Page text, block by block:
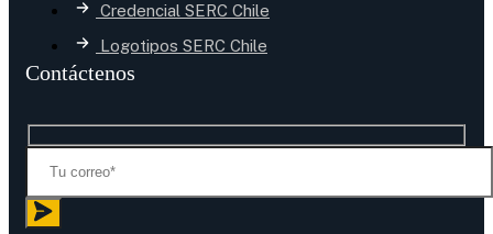
Credencial SERC Chile
Logotipos SERC Chile
Contáctenos